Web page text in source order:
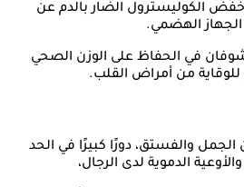
خفض الكوليسترول الضار بالدم عن
الهضمي.
في الحفاظ على الوزن الصحي
من أمراض القلب.
والفستق، دورًا كبيرًا في الحد
الدموية لدى الرجال،